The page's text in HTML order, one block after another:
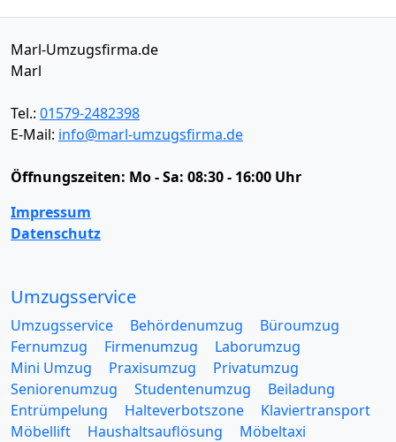
Marl-Umzugsfirma.de
Marl
Tel.: 01579-2482398
E-Mail: info@marl-umzugsfirma.de
Öffnungszeiten: Mo - Sa: 08:30 - 16:00 Uhr
Impressum
Datenschutz
Umzugsservice
Umzugsservice Behördenumzug
Büroumzug
Fernumzug
Firmenumzug
Laborumzug
Mini Umzug
Praxisumzug
Privatumzug
Seniorenumzug
Studentenumzug
Beiladung
Entrümpelung
Halteverbotszone
Klaviertransport
Möbellift
Haushaltsauflösung
Möbeltaxi